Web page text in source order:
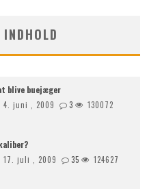
blive buejæger
4. juni , 2009 3 130072
17. juli , 2009 35 124627